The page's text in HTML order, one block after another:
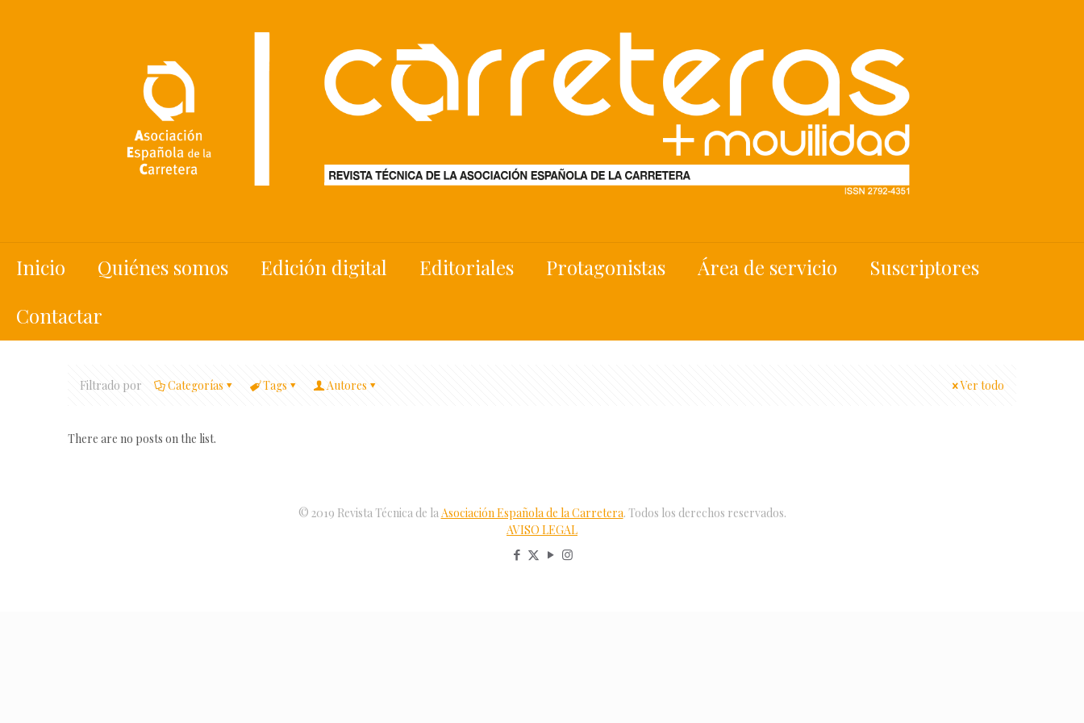
Inicio Quiénes somos Edición digital Editoriales Protagonistas Área de servicio
Suscriptores
Contactar
Filtrado por Categorías Tags Autores Ver todo
There are no posts on the list.
© 2019 Revista Técnica de laAsociación Española de la Carretera. Todos los derechos reservados.
AVISO LEGAL